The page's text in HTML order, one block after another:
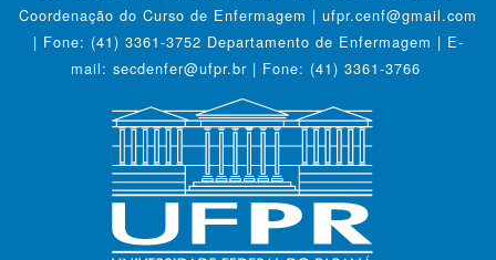
Coordenação do Curso de Enfermagem | ufpr.cenf@gmail.com
| Fone: (41) 3361-3752 Departamento de Enfermagem | E-
mail: secdenfer@ufpr.br | Fone: (41) 3361-3766